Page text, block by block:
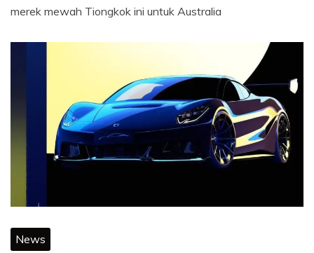
merek mewah Tiongkok ini untuk Australia
News